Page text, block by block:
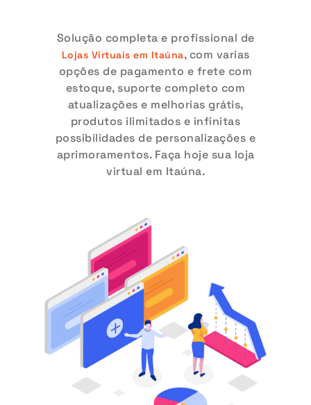
Solução completa e profissional de
Lojas Virtuais em Itaúna, com varias
opções de pagamento e frete com
estoque, suporte completo com
atualizações e melhorias grátis,
produtos ilimitados e infinitas
possibilidades de personalizações e
aprimoramentos. Faça hoje sua loja
virtual em Itaúna.